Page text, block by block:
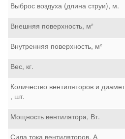
Выброс воздуха (длина струи), м.
Внешняя поверхность, м²
Внутренняя поверхность, м²
Вес, кг.
Количество вентиляторов и
, шт.
Мощность вентилятора, Вт.
Сила тока вентиляторов, А